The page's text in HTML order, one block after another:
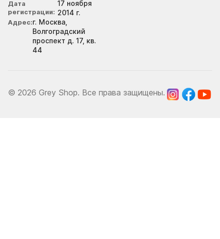
Дата
регистрации
17 ноября
2014 г.
Адрес г. Москва,
Волгоградский
проспект д. 17, кв.
44
© 2026 Grey Shop. Все права защищены.